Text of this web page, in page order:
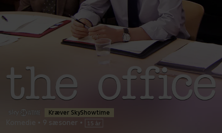
Kræver SkyShowtime
9 sæsoner •